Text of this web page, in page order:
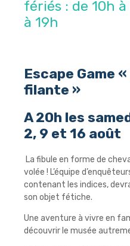
fériés : de 10h
à 19h
Escape Game
filante »
A 20h les
2, 9 et 16 août
La fibule en forme de
volée ! L’équipe
contenant les indices,
son objet fétiche.
Une aventure à vivre en
découvrir le musée